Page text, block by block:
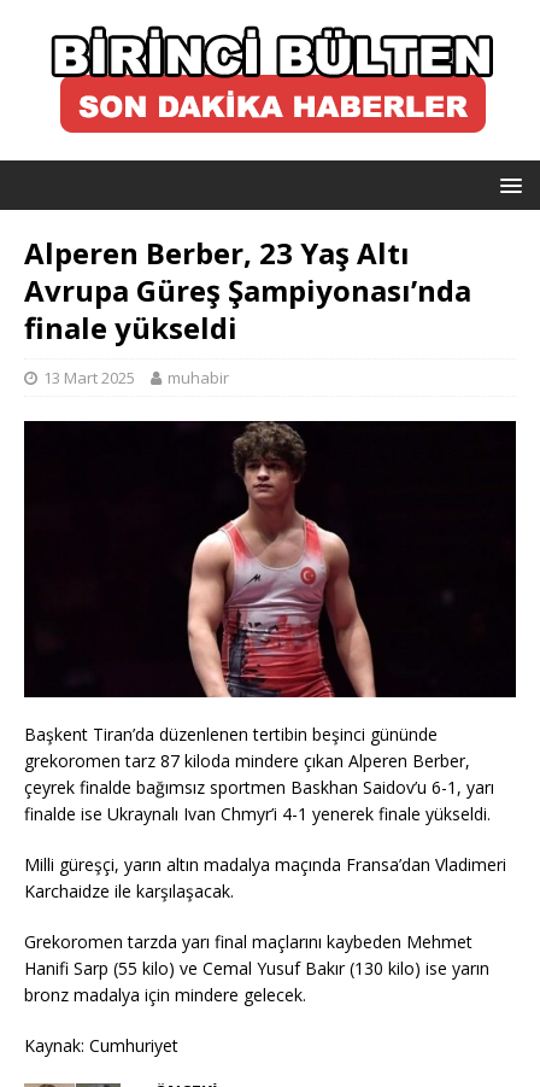
Alperen Berber, 23 Yaş Altı
Avrupa Güreş Şampiyonası’nda
finale yükseldi
13 Mart 2025 muhabir
Başkent Tiran’da düzenlenen tertibin beşinci gününde
grekoromen tarz 87 kiloda mindere çıkan Alperen Berber,
çeyrek finalde bağımsız sportmen Baskhan Saidov’u 6-1, yarı
finalde ise Ukraynalı Ivan Chmyr’i 4-1 yenerek finale yükseldi.
Milli güreşçi, yarın altın madalya maçında Fransa’dan Vladimeri
Karchaidze ile karşılaşacak.
Grekoromen tarzda yarı final maçlarını kaybeden Mehmet
Hanifi Sarp (55 kilo) ve Cemal Yusuf Bakır (130 kilo) ise yarın
bronz madalya için mindere gelecek.
Kaynak: Cumhuriyet